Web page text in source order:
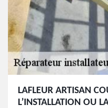
LAFLEUR ARTISAN
L’INSTALLATION OU